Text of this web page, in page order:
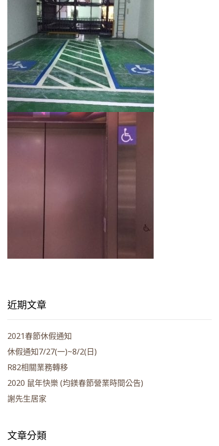
近期文章
2021春節休假通知
休假通知7/27(一)~8/2(日)
R82相關業務轉移
2020 鼠年快樂 (均鎂春節營業時間公告)
謝先生居家
文章分類